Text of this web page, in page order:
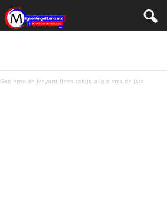
Gobierno de Nayarit lleva cobijo a la sierra de Jala